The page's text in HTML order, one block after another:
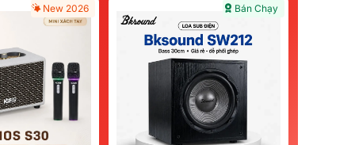
New 2026 Bán Chạy